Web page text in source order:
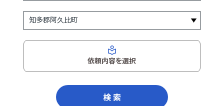
依頼内容を選択
検 索